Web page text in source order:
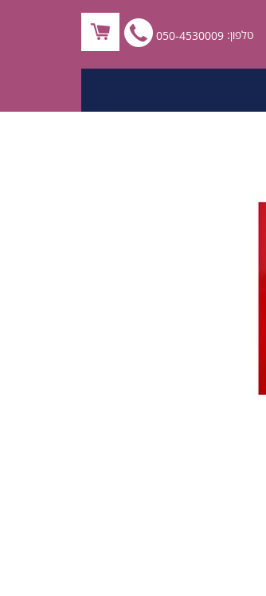
טלפון: לחץ 050-4530009